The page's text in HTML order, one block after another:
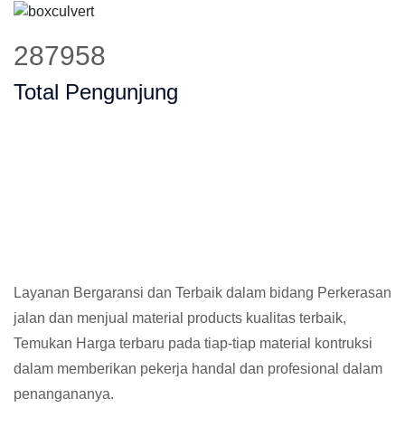
366984
Total Pengunjung
Layanan Bergaransi dan Terbaik dalam bidang Perkerasan
jalan dan menjual material products kualitas terbaik,
Temukan Harga terbaru pada tiap-tiap material kontruksi
dalam memberikan pekerja handal dan profesional dalam
penangananya.